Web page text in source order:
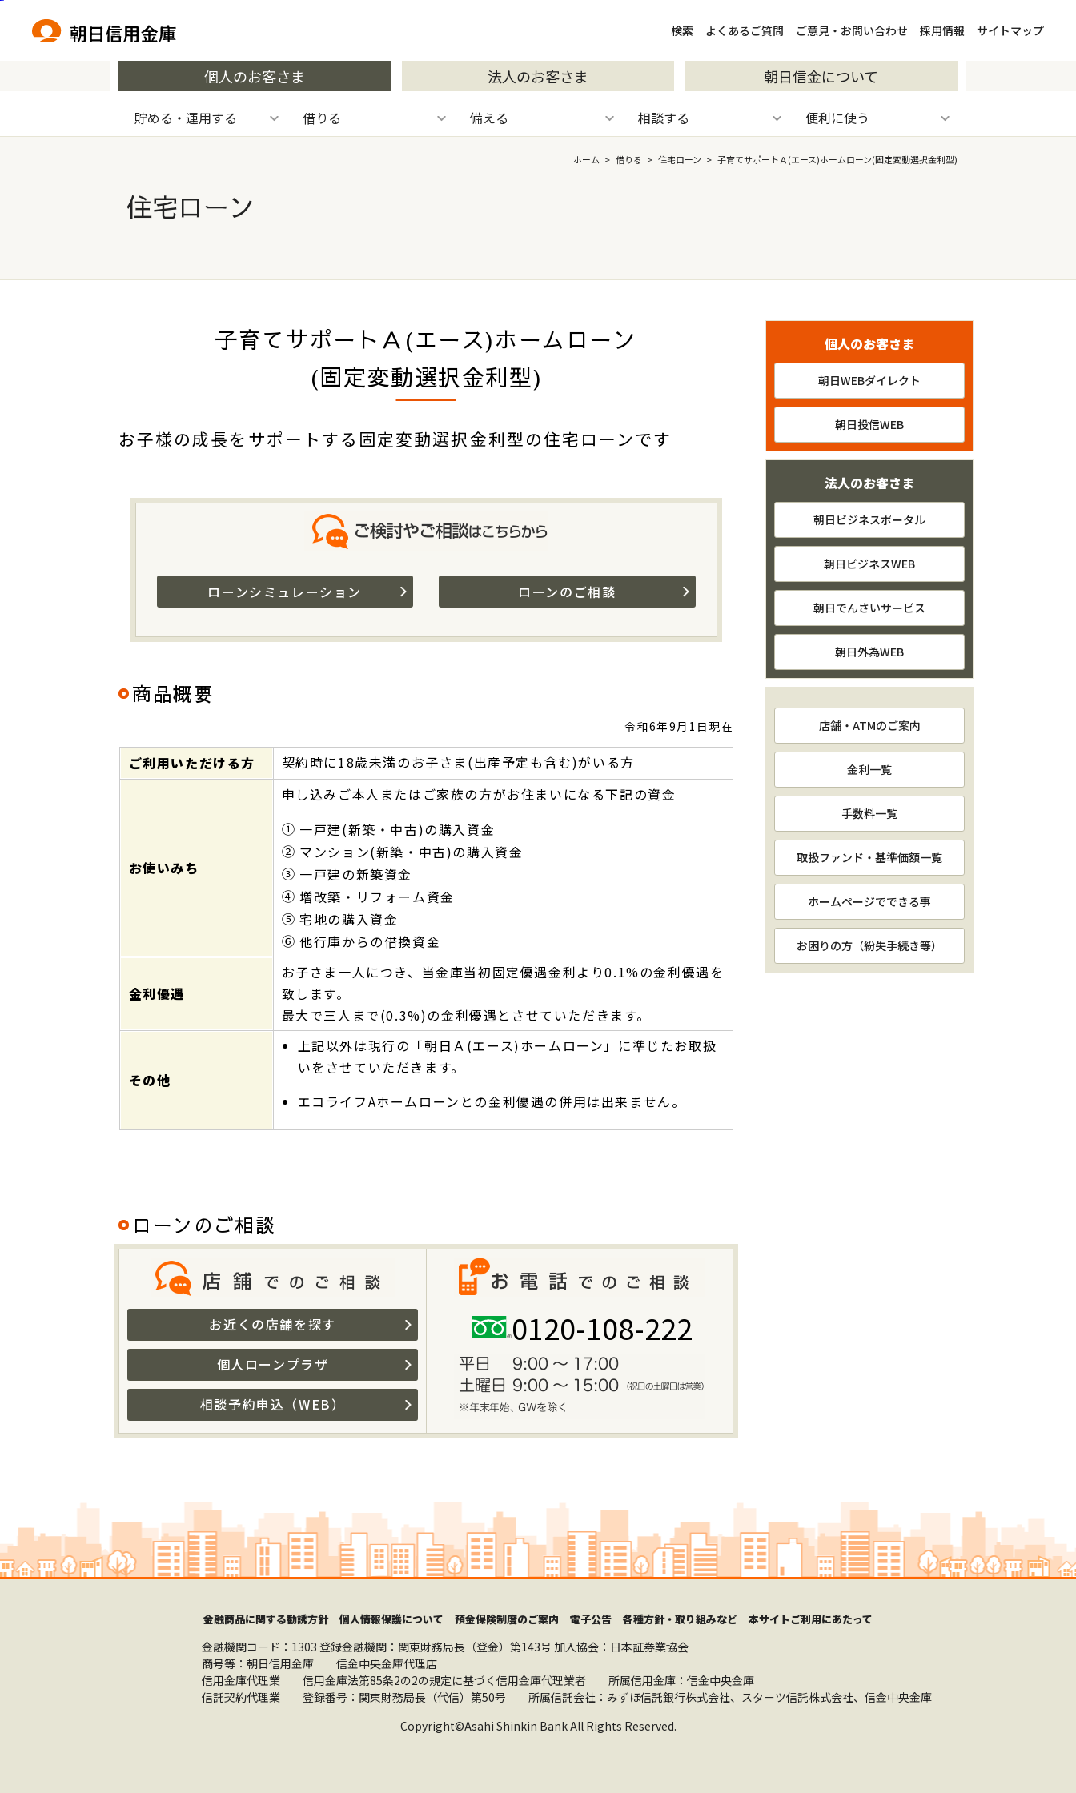
検索 検索
よくあるご質問 ご意見・お問い合わせ 採用情報 サイトマップ
個人のお客さま 法人のお客さま 朝日信金について
貯める・運用する 借りる 備える 相談する 便利に使う
ホーム > 借りる > 住宅ローン > 子育てサポートＡ(エース)ホームローン(固定変動選択金利型)
住宅ローン
子育てサポートＡ(エース)ホームローン
(固定変動選択金利型)
お子様の成長をサポートする固定変動選択金利型の住宅ローンです
ローンシミュレーション ローンのご相談
商品概要
令和6年9月1日現在
ご利用いただける方 契約時に18歳未満のお子さま(出産予定も含む)がいる方
お使いみち
申し込みご本人またはご家族の方がお住まいになる下記の資金
① 一戸建(新築・中古)の購入資金
② マンション(新築・中古)の購入資金
③ 一戸建の新築資金
④ 増改築・リフォーム資金
⑤ 宅地の購入資金
⑥ 他行庫からの借換資金
金利優遇
お子さま一人につき、当金庫当初固定優遇金利より0.1%の金利優遇を
致します。
最大で三人まで(0.3%)の金利優遇とさせていただきます。
その他
上記以外は現行の「朝日Ａ(エース)ホームローン」に準じたお取扱
いをさせていただきます。
エコライフAホームローンとの金利優遇の併用は出来ません。
ローンのご相談
お近くの店舗を探す
個人ローンプラザ
相談予約申込（WEB）
0120-108-222
個人のお客さま
朝日WEBダイレクト
朝日投信WEB
法人のお客さま
朝日ビジネスポータル
朝日ビジネスWEB
朝日でんさいサービス
朝日外為WEB
店舗・ATMのご案内
金利一覧
手数料一覧
取扱ファンド・基準価額一覧
ホームページでできる事
お困りの方（紛失手続き等）
金融商品に関する勧誘方針 個人情報保護について 預金保険制度のご案内 電子公告 各種方針・取り組みなど 本サイトご利用にあたって
金融機関コード：1303 登録金融機関：関東財務局長（登金）第143号 加入協会：日本証券業協会
商号等：朝日信用金庫 信金中央金庫代理店
信用金庫代理業 信用金庫法第85条2の2の規定に基づく信用金庫代理業者 所属信用金庫：信金中央金庫
信託契約代理業 登録番号：関東財務局長（代信）第50号 所属信託会社：みずほ信託銀行株式会社、スターツ信託株式会社、信金中央金庫
Copyright©Asahi Shinkin Bank All Rights Reserved.